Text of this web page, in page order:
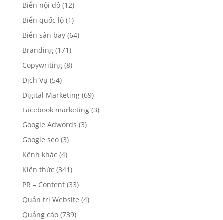
Biển nội đô(12)
Biển quốc lộ(1)
Biển sân bay(64)
Branding(171)
Copywriting(8)
Dịch Vụ (54)
Digital Marketing(69)
Facebook marketing(3)
Google Adwords (3)
Google seo(3)
Kênh khác (4)
Kiến thức (341)
PR – Content(33)
Quản trị Website (4)
Quảng cáo(739)